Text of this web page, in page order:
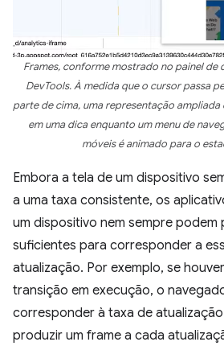
Frames, conforme mostrado no painel de
DevTools. À medida que o cursor passa
parte de cima, uma representação
em uma dica enquanto um menu de
móveis é animado para o
Embora a tela de um dispositivo
a uma taxa consistente, os
um dispositivo nem sempre podem
suficientes para corresponder a
atualização. Por exemplo, se
transição em execução, o
corresponder à taxa de
produzir um frame a cada